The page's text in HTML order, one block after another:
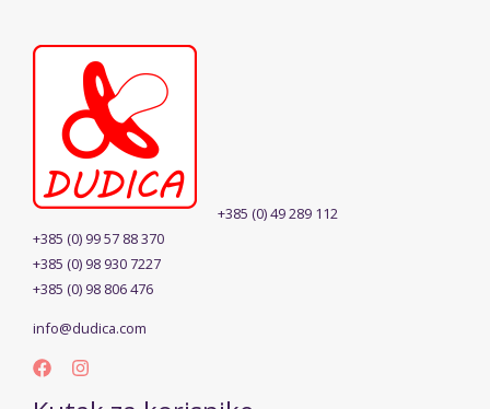
+385 (0) 49 289 112
+385 (0) 99 57 88 370
+385 (0) 98 930 7227
+385 (0) 98 806 476
info@dudica.com